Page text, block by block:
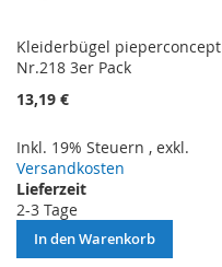
Kleiderbügel pieperconcept
Nr.218 3er Pack
13,19 €
Inkl. 19% Steuern , exkl.
Versandkosten
Lieferzeit
2-3 Tage
In den Warenkorb